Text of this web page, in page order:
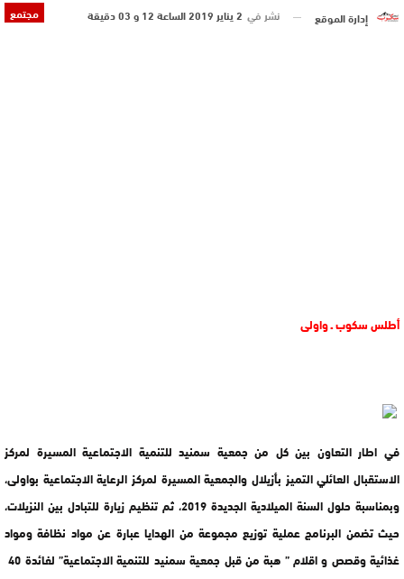
مجتمع إدارة الموقع نشر في 2 يناير 2019 الساعة 12 و 03 دقيقة
أطلس سكوب ـ واولى
في اطار التعاون بين كل من جمعية سمنيد للتنمية الاجتماعية المسيرة لمركز
الاستقبال العائلي التميز بأزيلال والجمعية المسيرة لمركز الرعاية الاجتماعية بواولى،
وبمناسبة حلول السنة الميلادية الجديدة 2019، ثم تنظيم زيارة للتبادل بين النزيلات،
حيث تضمن البرنامج عملية توزيع مجموعة من الهدايا عبارة عن مواد نظافة ومواد
غذائية وقصص و اقلام ” هبة من قبل جمعية سمنيد للتنمية الاجتماعية” لفائدة 40